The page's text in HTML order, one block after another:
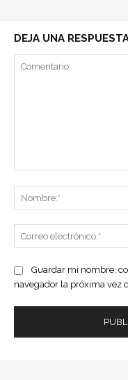
DEJA UNA
Guardar mi nombre,
navegador la próxima vez